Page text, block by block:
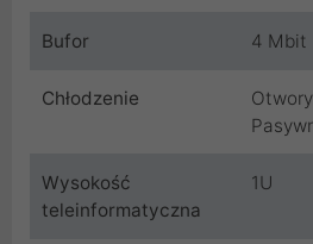
Bufor 4 Mbit
Chłodzenie
Wysokość
teleinformatyczna
1U